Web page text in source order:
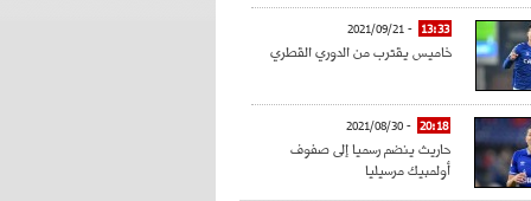
13:33
- 2021/09/21
خاميس يقترب من الدوري القطري
20:18
- 2021/08/30
حاريث ينضم رسميا إلى صفوف
أولمبيك مرسيليا